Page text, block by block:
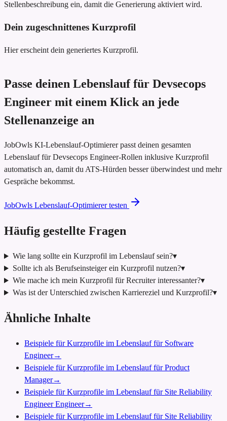
Stellenbeschreibung ein, damit die Generierung aktiviert wird.
Dein zugeschnittenes Kurzprofil
Hier erscheint dein generiertes Kurzprofil.
Passe deinen Lebenslauf für Devsecops
Engineer mit einem Klick an jede
Stellenanzeige an
JobOwls KI-Lebenslauf-Optimierer passt deinen gesamten
Lebenslauf für Devsecops Engineer-Rollen inklusive Kurzprofil
automatisch an, damit du ATS-Hürden besser überwindest und mehr
Gespräche bekommst.
JobOwls Lebenslauf-Optimierer testen
Häufig gestellte Fragen
Wie lang sollte ein Kurzprofil im Lebenslauf sein?▾
Sollte ich als Berufseinsteiger ein Kurzprofil nutzen?▾
Wie mache ich mein Kurzprofil für Recruiter interessanter?▾
Was ist der Unterschied zwischen Karriereziel und Kurzprofil?▾
Ähnliche Inhalte
Beispiele für Kurzprofile im Lebenslauf für Software
Engineer→
Beispiele für Kurzprofile im Lebenslauf für Product
Manager→
Beispiele für Kurzprofile im Lebenslauf für Site Reliability
Engineer Engineer→
Beispiele für Kurzprofile im Lebenslauf für Site Reliability